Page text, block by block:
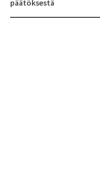
päätöksestä